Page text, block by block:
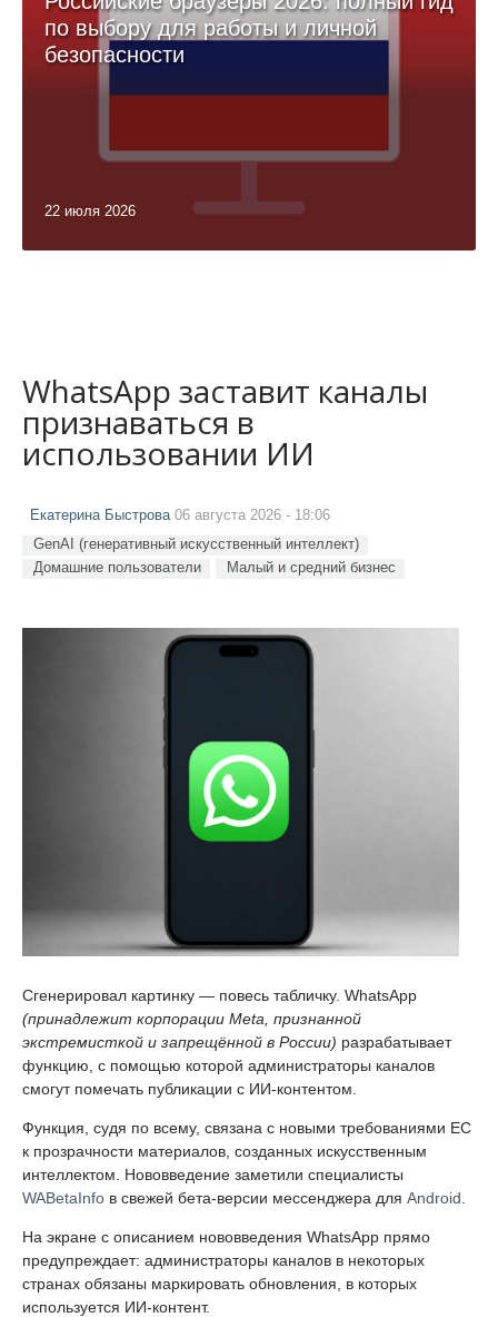
по выбору для работы и личной
безопасности
22 июля 2026
WhatsApp заставит каналы
признаваться в
использовании ИИ
Екатерина Быстрова06 августа 2026 - 18:06
GenAI (генеративный искусственный интеллект)
Домашние пользователи
Малый и средний бизнес
Сгенерировал картинку — повесь табличку. WhatsApp
(принадлежит корпорации Meta, признанной
экстремисткой и запрещённой в России) разрабатывает
функцию, с помощью которой администраторы каналов
смогут помечать публикации с ИИ-контентом.
Функция, судя по всему, связана с новыми требованиями ЕС
к прозрачности материалов, созданных искусственным
интеллектом. Нововведение заметили специалисты
WABetaInfo в свежей бета-версии мессенджера для Android
На экране с описанием нововведения WhatsApp прямо
предупреждает: администраторы каналов в некоторых
странах обязаны маркировать обновления, в которых
используется ИИ-контент.